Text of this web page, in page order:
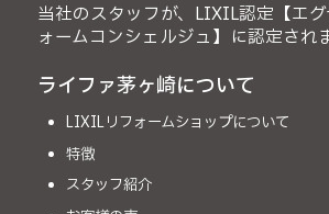
当社のスタッフが、LIXIL認定【エ
ォームコンシェルジュ】に認定され
ライファ茅ヶ崎について
LIXILリフォームショップについて
特徴
スタッフ紹介